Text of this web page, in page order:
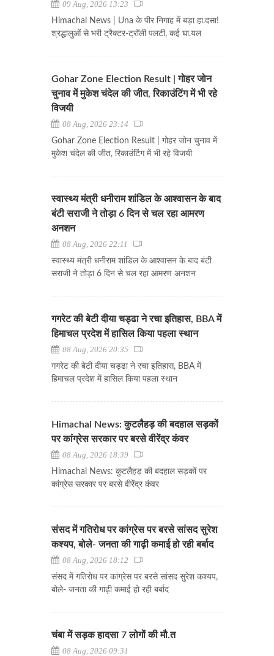
09 Aug, 2026 13:23
Himachal News | Una के पीर निगाह में बड़ा हा.दसा!
श्रद्धालुओं से भरी ट्रैक्टर-ट्रॉली पलटी, कई घा.यल
Gohar Zone Election Result | गोहर जोन
चुनाव में मुकेश चंदेल की जीत, रिकाउंटिंग में भी रहे
विजयी
08 Aug, 2026 23:14
Gohar Zone Election Result | गोहर जोन चुनाव में
मुकेश चंदेल की जीत, रिकाउंटिंग में भी रहे विजयी
स्वास्थ्य मंत्री धनीराम शांडिल के आश्वासन के बाद
बंटी सराजी ने तोड़ा 6 दिन से चल रहा आमरण
अनशन
08 Aug, 2026 22:11
स्वास्थ्य मंत्री धनीराम शांडिल के आश्वासन के बाद बंटी
सराजी ने तोड़ा 6 दिन से चल रहा आमरण अनशन
गगरेट की बेटी दीया चड्ढा ने रचा इतिहास, BBA में
हिमाचल प्रदेश में हासिल किया पहला स्थान
08 Aug, 2026 20:35
गगरेट की बेटी दीया चड्ढा ने रचा इतिहास, BBA में
हिमाचल प्रदेश में हासिल किया पहला स्थान
Himachal News: कुटलैहड़ की बदहाल सड़कों
पर कांग्रेस सरकार पर बरसे वीरेंद्र कंवर
08 Aug, 2026 18:39
Himachal News: कुटलैहड़ की बदहाल सड़कों पर
कांग्रेस सरकार पर बरसे वीरेंद्र कंवर
संसद में गतिरोध पर कांग्रेस पर बरसे सांसद सुरेश
कश्यप, बोले- जनता की गाढ़ी कमाई हो रही बर्बाद
08 Aug, 2026 18:12
संसद में गतिरोध पर कांग्रेस पर बरसे सांसद सुरेश कश्यप,
बोले- जनता की गाढ़ी कमाई हो रही बर्बाद
चंबा में सड़क हादसा 7 लोगों की मौ.त
08 Aug, 2026 09:31